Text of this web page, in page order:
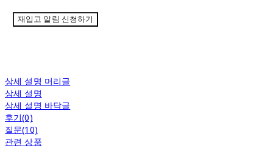
재입고 알림 신청하기
상세 설명 머리글
상세 설명
상세 설명 바닥글
후기(0)
질문(10)
관련 상품